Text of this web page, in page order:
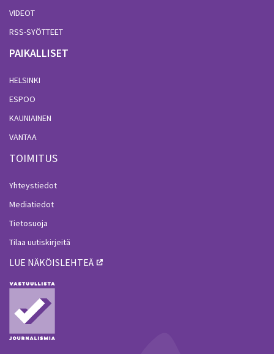
VIDEOT
RSS-SYÖTTEET
PAIKALLISET
HELSINKI
ESPOO
KAUNIAINEN
VANTAA
TOIMITUS
Yhteystiedot
Mediatiedot
Tietosuoja
Tilaa uutiskirjeitä
LUE NÄKÖISLEHTEÄ